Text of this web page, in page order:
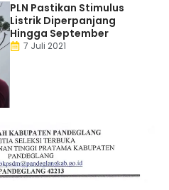
PLN Pastikan Stimulus
Listrik Diperpanjang
Hingga September
7 Juli 2021